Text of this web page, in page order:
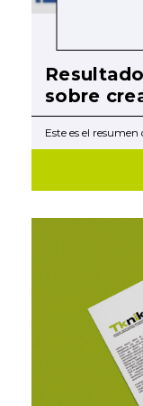
sobre
Este es el resumen